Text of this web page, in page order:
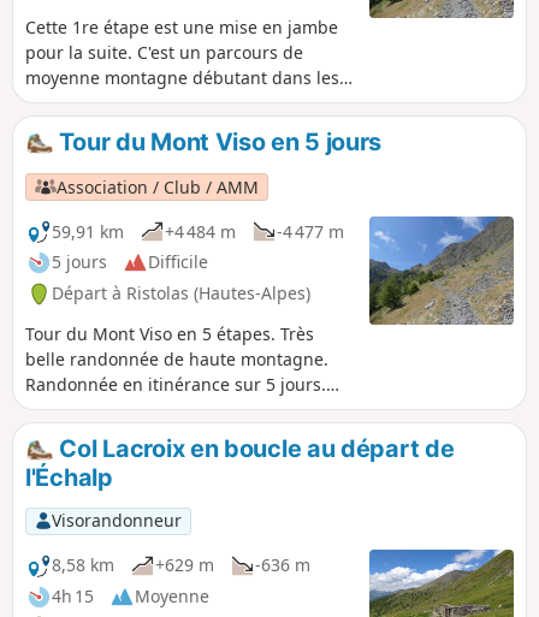
Cette 1re étape est une mise en jambe
pour la suite. C'est un parcours de
moyenne montagne débutant dans les
mélèzes avant d’atteindre les alpages
aux alentours du col. Belle vue sur le val
Pellice à la descente.
Tour du Mont Viso en 5 jours
Association / Club / AMM
59,91 km
+4 484 m
-4 477 m
5 jours
Difficile
Départ à Ristolas (Hautes-Alpes)
Tour du Mont Viso en 5 étapes. Très
belle randonnée de haute montagne.
Randonnée en itinérance sur 5 jours.
Très beau parcours de haute montagne.
Col Lacroix en boucle au départ de
l'Échalp
Visorandonneur
8,58 km
+629 m
-636 m
4h 15
Moyenne